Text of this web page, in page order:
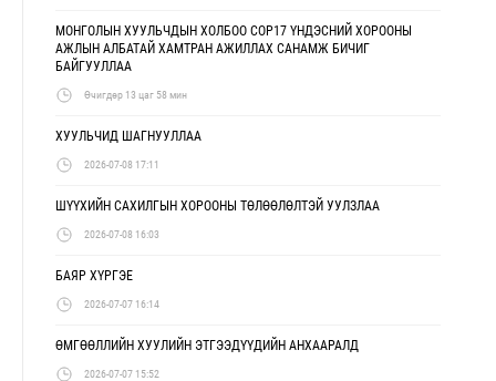
МОНГОЛЫН ХУУЛЬЧДЫН ХОЛБОО COP17 ҮНДЭСНИЙ ХОРООНЫ
АЖЛЫН АЛБАТАЙ ХАМТРАН АЖИЛЛАХ САНАМЖ БИЧИГ
БАЙГУУЛЛАА
Өчигдөр 13 цаг 58 мин
ХУУЛЬЧИД ШАГНУУЛЛАА
2026-07-08 17:11
ШҮҮХИЙН САХИЛГЫН ХОРООНЫ ТӨЛӨӨЛӨЛТЭЙ УУЛЗЛАА
2026-07-08 16:03
БАЯР ХҮРГЭЕ
2026-07-07 16:14
ӨМГӨӨЛЛИЙН ХУУЛИЙН ЭТГЭЭДҮҮДИЙН АНХААРАЛД
2026-07-07 15:52